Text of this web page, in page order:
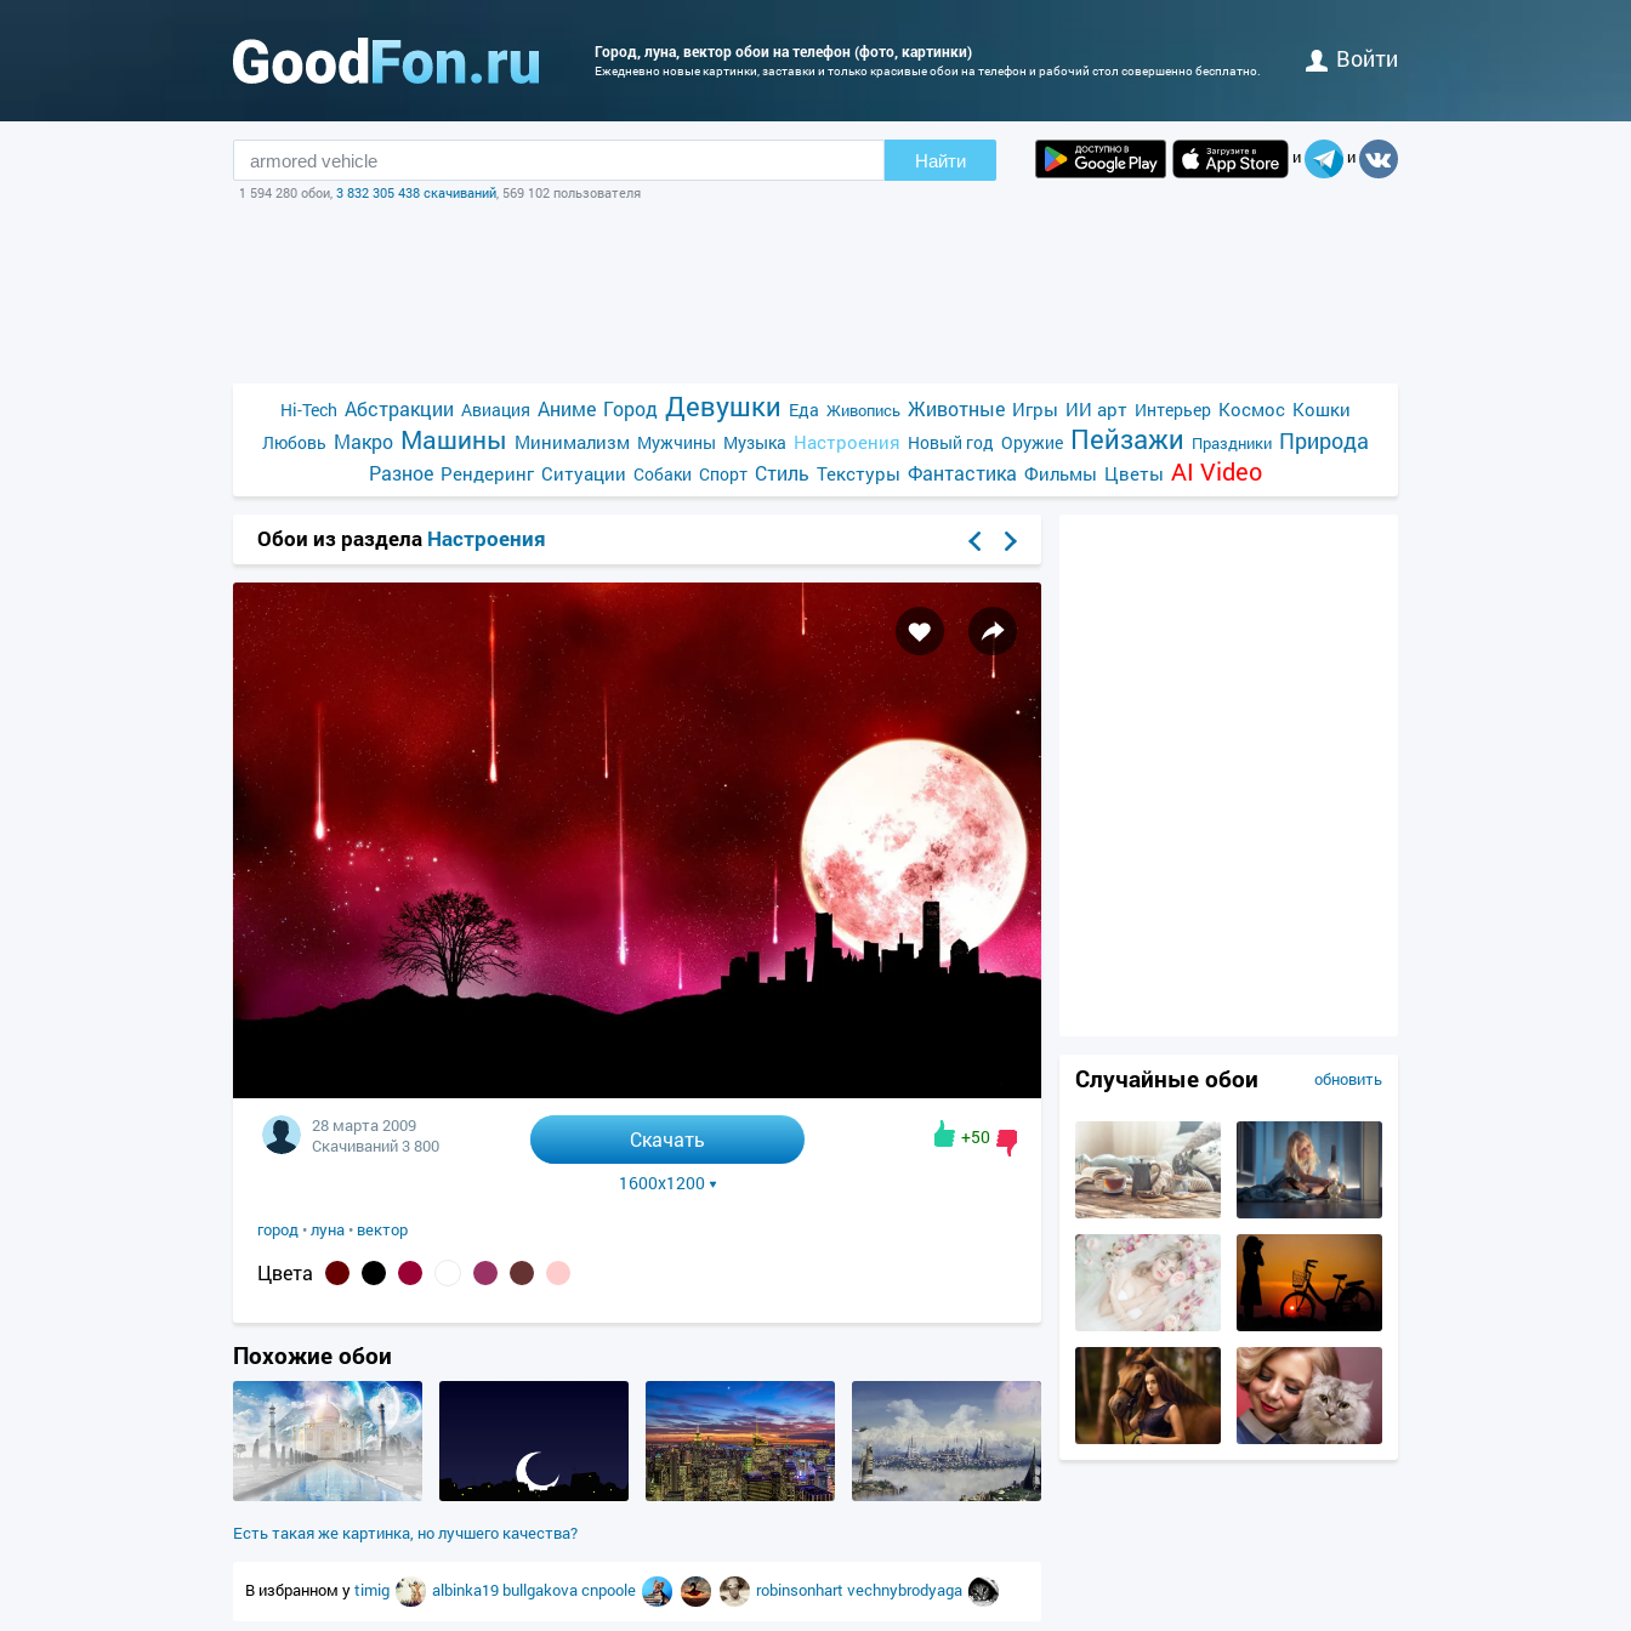
Город, луна, вектор обои на телефон (фото, картинки)
Ежедневно новые картинки, заставки и только красивые обои на телефон и рабочий стол совершенно бесплатно. Войти
Найти
1 594 280 обои, 3 832 305 438 скачиваний, 569 102 пользователя
и и
Hi-Tech Абстракции Авиация Аниме Город Девушки Еда Живопись Животные Игры ИИ арт Интерьер Космос Кошки
Любовь Макро Машины Минимализм Мужчины Музыка Настроения Новый год Оружие Пейзажи Праздники Природа
Разное Рендеринг Ситуации Собаки Спорт Стиль Текстуры Фантастика Фильмы Цветы AI Video
Обои из раздела Настроения
28 марта 2009
Скачиваний 3 800
Скачать
1600x1200
+50
город •луна • вектор
Цвета
Похожие обои
Есть такая же картинка, но лучшего качества?
В избранном уtimig albinka19 bullgakovacnpoole robinsonhart vechnybrodyaga
обновить
Случайные обои